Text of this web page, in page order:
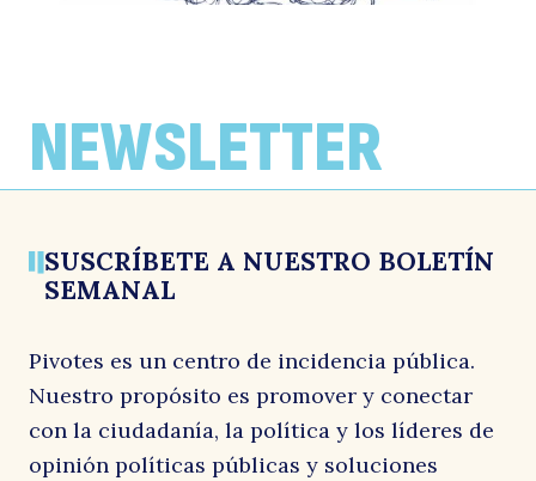
22 julio, 2026
21 julio, 2026
Por: Bernardo Larraín y José Antonio Valenzuela
17 julio, 2026
NEWSLETTER
SUSCRÍBETE A NUESTRO BOLETÍN
SEMANAL
Pivotes es un centro de incidencia pública.
Nuestro propósito es promover y conectar
con la ciudadanía, la política y los líderes de
opinión políticas públicas y soluciones